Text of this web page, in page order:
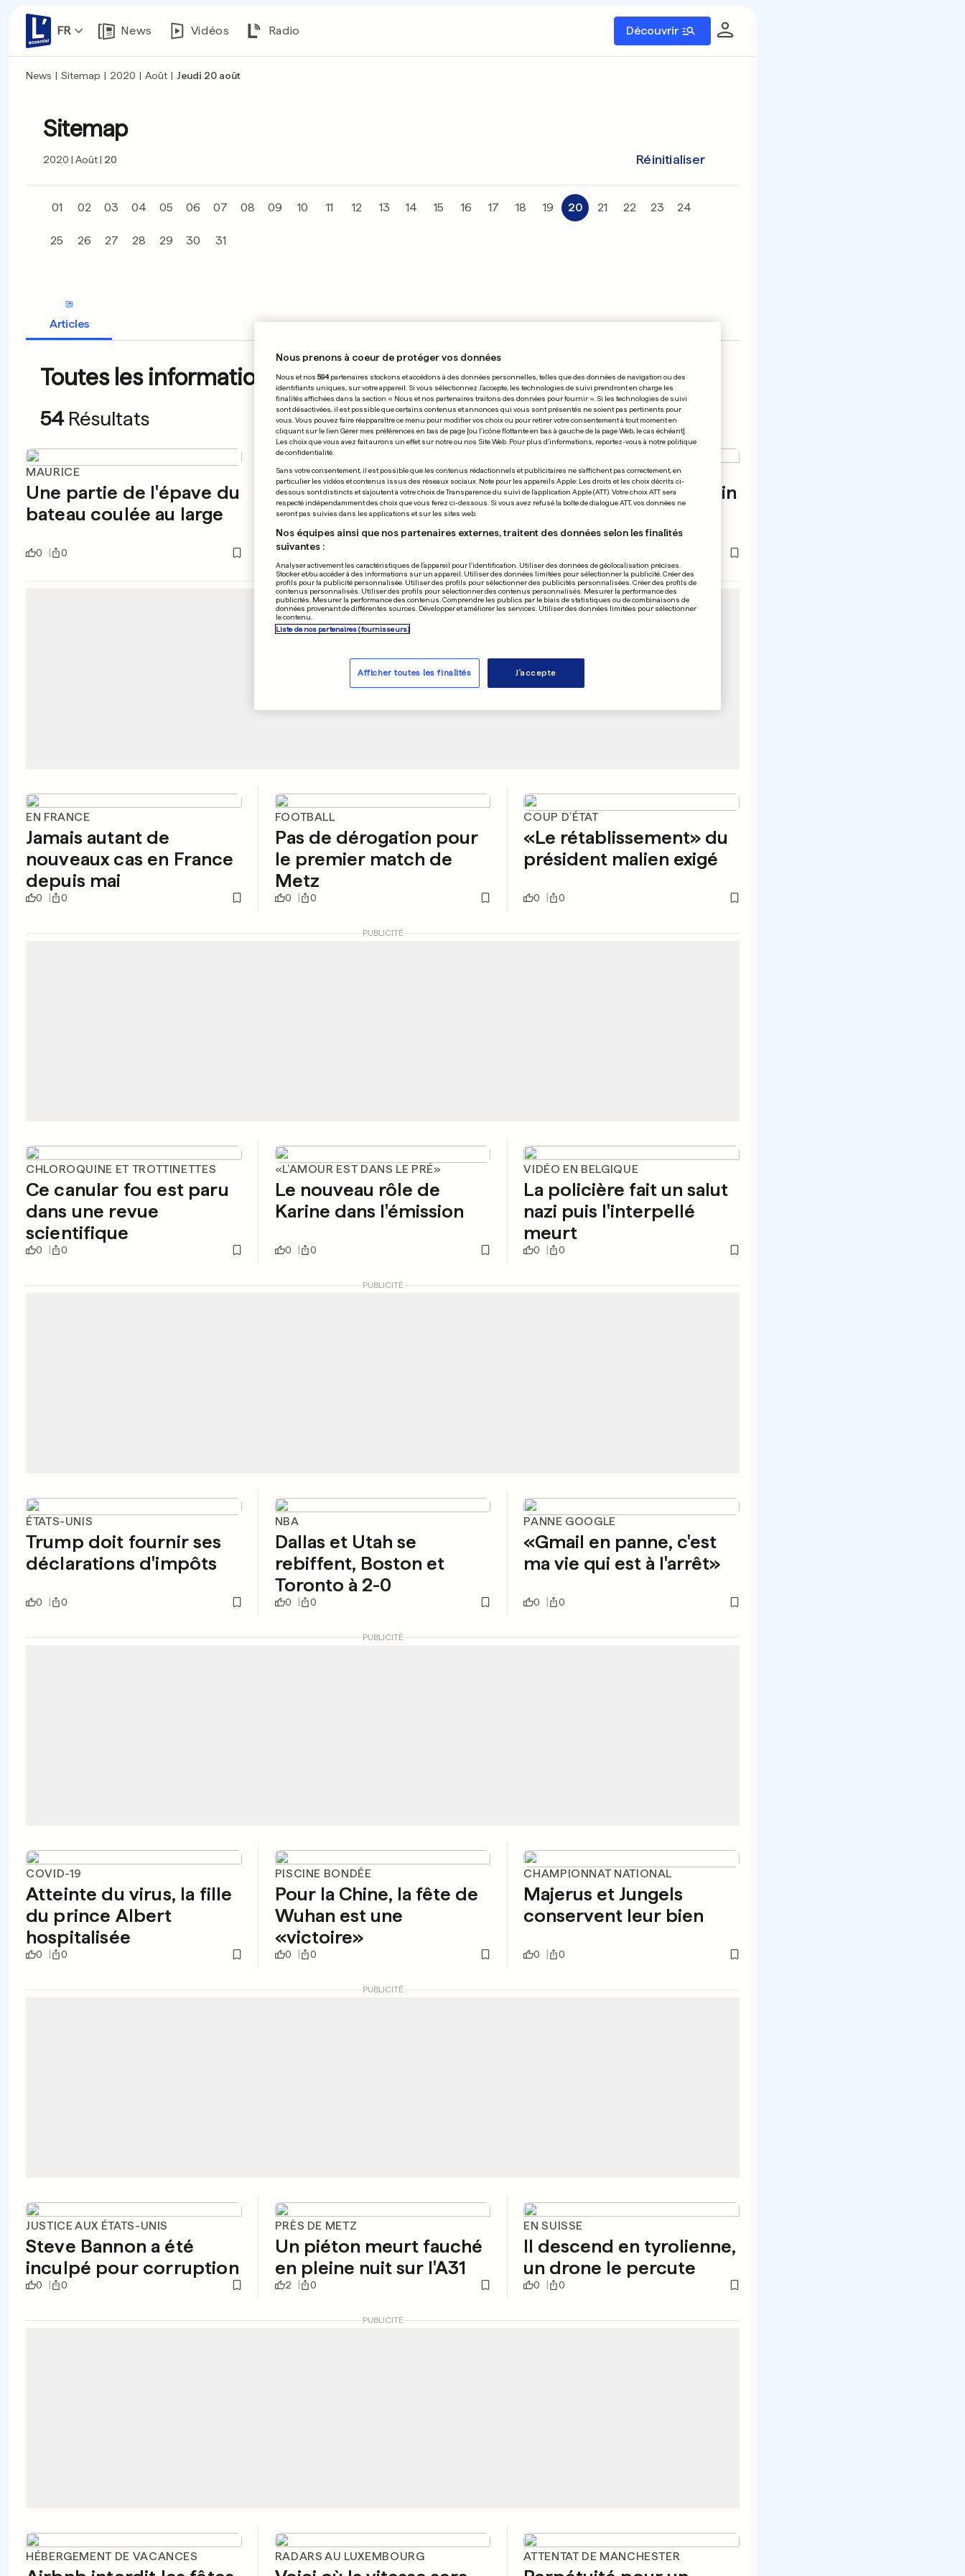
FR News Vidéos Radio Découvrir
News | Sitemap | 2020 | Août | Jeudi 20 août
Sitemap
2020 Août 20 Réinitialiser
01 02 03 04 05 06 07 08 09 10 11 12 13 14 15 16 17 18 19 20 21 22 23 24
25 26 27 28 29 30 31
Articles
Toutes les informations du 20.08.2020
54 Résultats
MAURICE
Une partie de l'épave du
bateau coulée au large
0 0
CONTESTATION
Des poursuites contre
l'opposition au Belarus
0 0
ÉTATS-UNIS
Le «M. Covid» américain
opéré des cordes
vocales
PUBLICITÉ
EN FRANCE
Jamais autant de
nouveaux cas en France
depuis mai
0 0
FOOTBALL
Pas de dérogation pour
le premier match de
Metz
0 0
COUP D’ÉTAT
«Le rétablissement» du
président malien exigé
0 0
PUBLICITÉ
CHLOROQUINE ET TROTTINETTES
Ce canular fou est paru
dans une revue
scientifique
0 0
«L’AMOUR EST DANS LE PRÉ»
Le nouveau rôle de
Karine dans l'émission
0 0
VIDÉO EN BELGIQUE
La policière fait un salut
nazi puis l'interpellé
meurt
0 0
PUBLICITÉ
ÉTATS-UNIS
Trump doit fournir ses
déclarations d'impôts
0 0
NBA
Dallas et Utah se
rebiffent, Boston et
Toronto à 2-0
0 0
PANNE GOOGLE
«Gmail en panne, c'est
ma vie qui est à l'arrêt»
0 0
PUBLICITÉ
COVID-19
Atteinte du virus, la fille
du prince Albert
hospitalisée
0 0
PISCINE BONDÉE
Pour la Chine, la fête de
Wuhan est une
«victoire»
0 0
CHAMPIONNAT NATIONAL
Majerus et Jungels
conservent leur bien
0 0
PUBLICITÉ
JUSTICE AUX ÉTATS-UNIS
Steve Bannon a été
inculpé pour corruption
0 0
PRÈS DE METZ
Un piéton meurt fauché
en pleine nuit sur l'A31
2 0
EN SUISSE
Il descend en tyrolienne,
un drone le percute
0 0
PUBLICITÉ
HÉBERGEMENT DE VACANCES RADARS AU LUXEMBOURG ATTENTAT DE MANCHESTER
Nous prenons à coeur de protéger vos données
Nous et nos 594partenaires stockons et accédons à des données personnelles, telles que des données de navigation ou des
identifiants uniques, sur votre appareil. Si vous sélectionnez J'accepte, les technologies de suivi prendront en charge les
finalités affichées dans la section « Nous et nos partenaires traitons des données pour fournir ». Si les technologies de suivi
sont désactivées, il est possible que certains contenus et annonces qui vous sont présentés ne soient pas pertinents pour
vous. Vous pouvez faire réapparaître ce menu pour modifier vos choix ou pour retirer votre consentement à tout moment en
cliquant sur le lien Gérer mes préférences en bas de page [ou l'icône flottante en bas à gauche de la page Web, le cas échéant].
Les choix que vous avez fait aurons un effet sur notre ou nos Site Web. Pour plus d’informations, reportez-vous à notre politique
de confidentialité.
Sans votre consentement, il est possible que les contenus rédactionnels et publicitaires ne s'affichent pas correctement, en
particulier les vidéos et contenus issus des réseaux sociaux. Note pour les appareils Apple: Les droits et les choix décrits ci-
dessous sont distincts et s'ajoutent à votre choix de Transparence du suivi de l'application Apple (ATT). Votre choix ATT sera
respecté indépendamment des choix que vous ferez ci-dessous. Si vous avez refusé la boîte de dialogue ATT, vos données ne
seront pas suivies dans les applications et sur les sites web.
Nos équipes ainsi que nos partenaires externes, traitent des données selon les finalités
suivantes :
Analyser activement les caractéristiques de l’appareil pour l’identification. Utiliser des données de géolocalisation précises.
Stocker et/ou accéder à des informations sur un appareil. Utiliser des données limitées pour sélectionner la publicité. Créer des
profils pour la publicité personnalisée. Utiliser des profils pour sélectionner des publicités personnalisées. Créer des profils de
contenus personnalisés. Utiliser des profils pour sélectionner des contenus personnalisés. Mesurer la performance des
publicités. Mesurer la performance des contenus. Comprendre les publics par le biais de statistiques ou de combinaisons de
données provenant de différentes sources. Développer et améliorer les services. Utiliser des données limitées pour sélectionner
le contenu.
Liste de nos partenaires (fournisseurs)
Afficher toutes les finalités J'accepte